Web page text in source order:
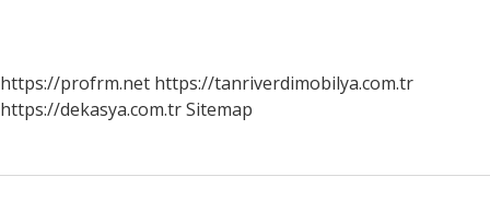
https://profrm.net https://tanriverdimobilya.com.tr
https://dekasya.com.trSitemap